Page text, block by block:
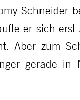
Schneider
er sich erst
Aber zum
gerade in